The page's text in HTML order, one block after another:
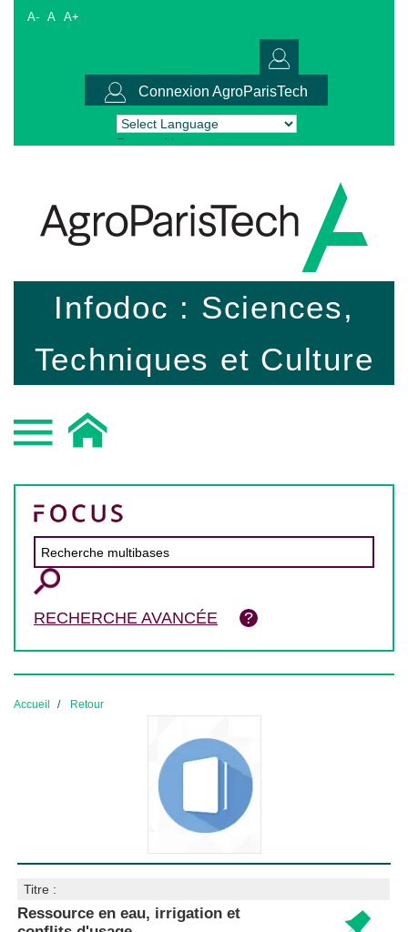
A- A A+
Connexion AgroParisTech
Powered by Translate
Infodoc : Sciences,
Techniques et Culture
RECHERCHE AVANCÉE
Accueil Retour
Titre :
Ressource en eau, irrigation et